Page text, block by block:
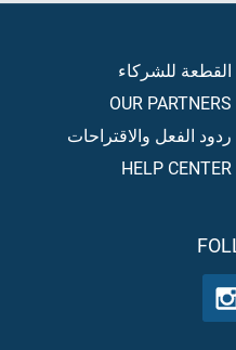
القطعة للشركاء
OUR PARTNERS
ردود الفعل والاقتراحات
HELP CENTER